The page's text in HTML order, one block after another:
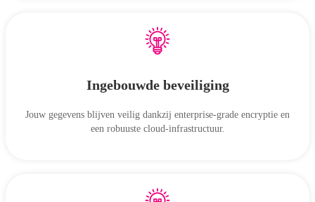
Ingebouwde beveiliging
Jouw gegevens blijven veilig dankzij enterprise-grade encryptie en
een robuuste cloud-infrastructuur.